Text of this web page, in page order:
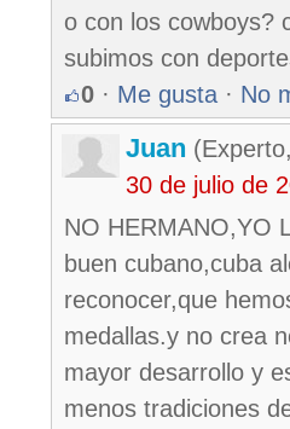
o con los cowboys?
subimos con
0 · Me gusta · No
Juan
30 de julio de
NO HERMANO,YO
buen cubano,cuba
reconocer,que
medallas.y no crea
mayor desarrollo y
menos tradiciones